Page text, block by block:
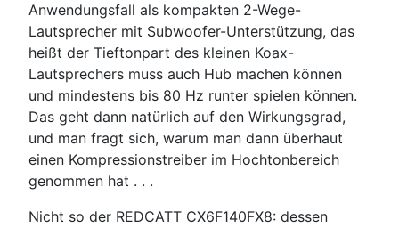
Anwendungsfall als kompakten 2-Wege-
Lautsprecher mit Subwoofer-Unterstützung, das
heißt der Tieftonpart des kleinen Koax-
Lautsprechers muss auch Hub machen können
und mindestens bis 80 Hz runter spielen können.
Das geht dann natürlich auf den Wirkungsgrad,
und man fragt sich, warum man dann überhaut
einen Kompressionstreiber im Hochtonbereich
genommen hat . . .
Nicht so der REDCATT CX6F140FX8: dessen